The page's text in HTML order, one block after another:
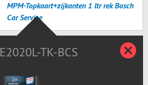
MPM-Topkaart+zijkanten 1 ltr rek Bosch
Car Service
E2020L-TK-BCS